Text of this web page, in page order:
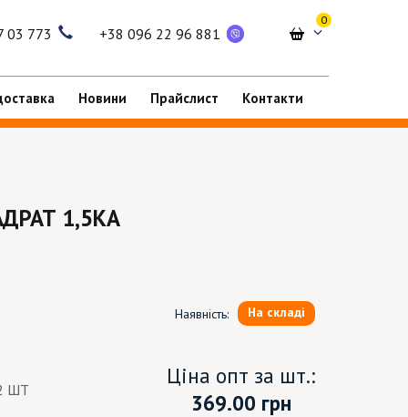
03 773 +38 096 22 96 881
0
Новини Прайслист Контакти
1,5КА
Наявність: На складі
ШТ
Ціна опт за шт.:
369.00 грн